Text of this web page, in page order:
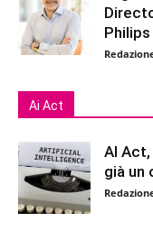
Philips
Ai Act
AI
già un